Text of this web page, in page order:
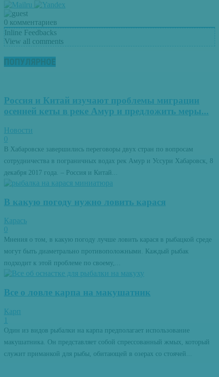
0 комментариев
Inline Feedbacks
View all comments
ПОПУЛЯРНОЕ
Россия и Китай изучают проблемы миграции
осенней кеты в реке Амур и предложить меры...
Новости
0
В Хабаровске завершились переговоры двух стран по вопросам
сотрудничества в пограничных водах рек Амур и Уссури Хабаровск, 8
декабря 2017 года. – Россия и Китай...
В какую погоду нужно ловить карася
Карась
0
Мнения о том, в какую погоду лучше ловить карася в рыбацкой среде
могут быть диаметрально противоположными. Каждый рыбак
подходит к этой проблеме по своему,...
Все о ловле карпа на макушатник
Карп
1
Один из видов рыбалки на карпа предполагает использование
макушатника. Он представляет собой спрессованный жмых, который
служит приманкой для рыбы, обитающей в озерах со стоячей...